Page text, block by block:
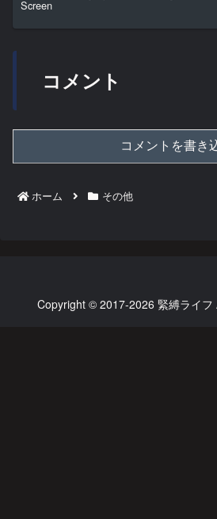
Screen
コメント
コメントを書き
ホーム その他
Copyright © 2017-2026 緊縛ライフ